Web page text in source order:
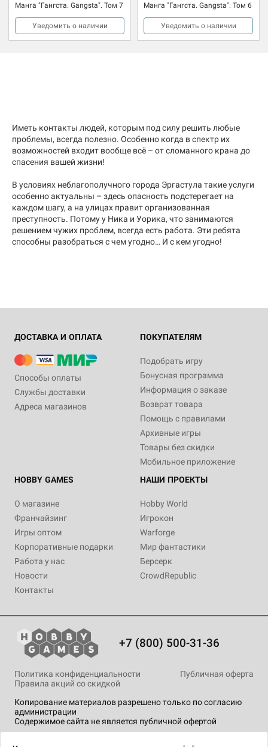
Манга "Гангста. Gangsta". Том 7
Уведомить о наличии
Манга "Гангста. Gangsta". Том 6
Уведомить о наличии
Иметь контакты людей, которым под силу решить любые
проблемы, всегда полезно. Особенно когда в спектр их
возможностей входит вообще всё – от сломанного крана до
спасения вашей жизни!
В условиях неблагополучного города Эргастула такие услуги
особенно актуальны – здесь опасность подстерегает на
каждом шагу, а на улицах правит организованная
преступность. Потому у Ника и Уорика, что занимаются
решением чужих проблем, всегда есть работа. Эти ребята
способны разобраться с чем угодно… И с кем угодно!
ДОСТАВКА И ОПЛАТА
Способы оплаты
Службы доставки
Адреса магазинов
ПОКУПАТЕЛЯМ
Подобрать игру
Бонусная программа
Информация о заказе
Возврат товара
Помощь с правилами
Архивные игры
Товары без скидки
Мобильное приложение
HOBBY GAMES
О магазине
Франчайзинг
Игры оптом
Корпоративные подарки
Работа у нас
Новости
Контакты
НАШИ ПРОЕКТЫ
Hobby World
Игрокон
Warforge
Мир фантастики
Берсерк
CrowdRepublic
+7 (800) 500-31-36
Копирование материалов разрешено только по согласию
администрации
Содержимое сайта не является публичной офертой
Политика конфиденциальности
Публичная оферта
Правила акций со скидкой